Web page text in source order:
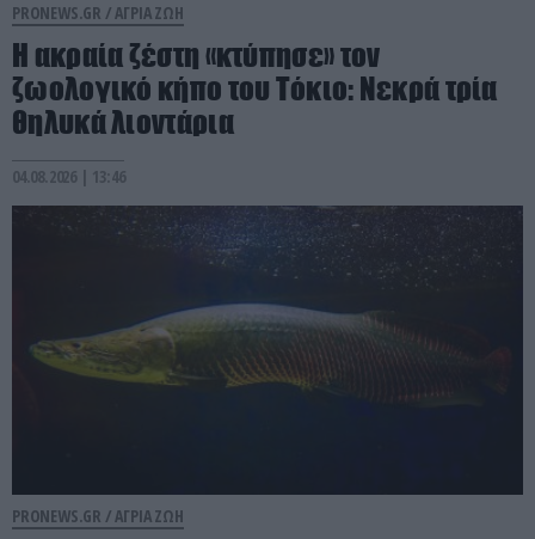
PRONEWS.GR /ΑΓΡΙΑ ΖΩΗ
Η ακραία ζέστη «κτύπησε» τον
ζωολογικό κήπο του Τόκιο: Νεκρά τρία
θηλυκά λιοντάρια
04.08.2026 | 13:46
PRONEWS.GR /ΑΓΡΙΑ ΖΩΗ